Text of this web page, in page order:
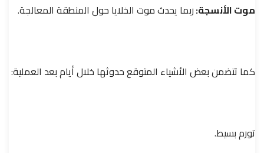
موت الأنسجة:ربما يحدث موت الخلايا حول المنطقة المعالجة.
كما تتضمن بعض الأشياء المتوقع حدوثها خلال أيام بعد العملية:
تورم بسيط.